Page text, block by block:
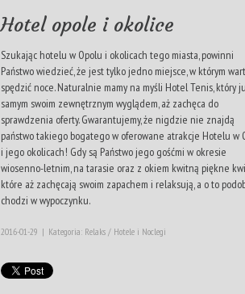
Hotel opole i okolice
Szukając hotelu w Opolu i okolicach tego miasta, powinni
Państwo wiedzieć, że jest tylko jedno miejsce, w którym
spędzić noce. Naturalnie mamy na myśli Hotel Tenis, który
samym swoim zewnętrznym wyglądem, aż zachęca do
sprawdzenia oferty. Gwarantujemy, że nigdzie nie znajdą
państwo takiego bogatego w oferowane atrakcje Hotelu w
i jego okolicach! Gdy są Państwo jego gośćmi w okresie
wiosenno-letnim, na tarasie oraz z okiem kwitną piękne
które aż zachęcają swoim zapachem i relaksują, a o to
chodzi w wypoczynku.
2016-01-29 | Kategoria: Relaks / Hotele i Noclegi